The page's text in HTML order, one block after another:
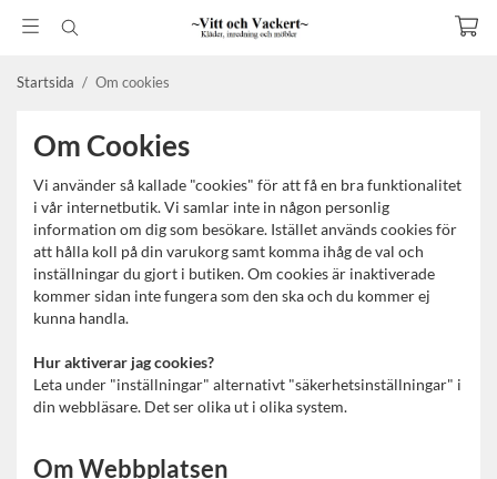
Startsida / Om cookies
Om Cookies
Vi använder så kallade "cookies" för att få en bra funktionalitet
i vår internetbutik. Vi samlar inte in någon personlig
information om dig som besökare. Istället används cookies för
att hålla koll på din varukorg samt komma ihåg de val och
inställningar du gjort i butiken. Om cookies är inaktiverade
kommer sidan inte fungera som den ska och du kommer ej
kunna handla.
Hur aktiverar jag cookies?
Leta under "inställningar" alternativt "säkerhetsinställningar" i
din webbläsare. Det ser olika ut i olika system.
Om Webbplatsen